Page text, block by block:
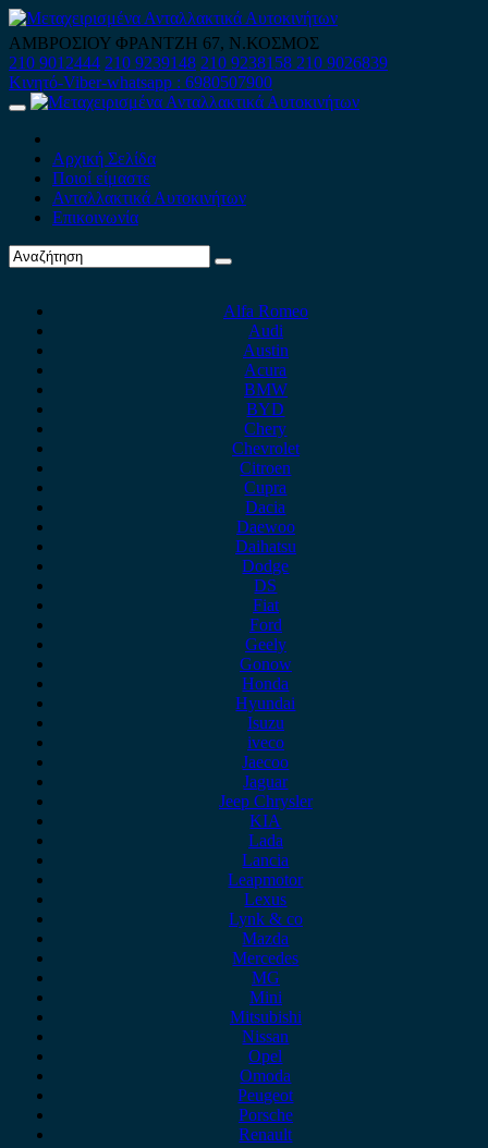
Skip
to
content
ΑΜΒΡΟΣΙΟΥ ΦΡΑΝΤΖΗ 67, Ν.ΚΟΣΜΟΣ
210 9012444 210 9239148 210 9238158 210 9026839
Κινητό-Viber-whatsapp : 6980507900
Primary
Αρχική Σελίδα
Ποιοί είμαστε
Ανταλλακτικά Αυτοκινήτων
Επικοινωνία
Alfa Romeo
Audi
Austin
Acura
BMW
BYD
Chery
Chevrolet
Citroen
Cupra
Dacia
Daewoo
Daihatsu
Dodge
DS
Fiat
Ford
Geely
Gonow
Honda
Hyundai
Isuzu
iveco
Jaecoo
Jaguar
Jeep Chrysler
KIA
Lada
Lancia
Leapmotor
Lexus
Lynk & co
Mazda
Mercedes
MG
Mini
Mitsubishi
Nissan
Opel
Omoda
Peugeot
Porsche
Renault